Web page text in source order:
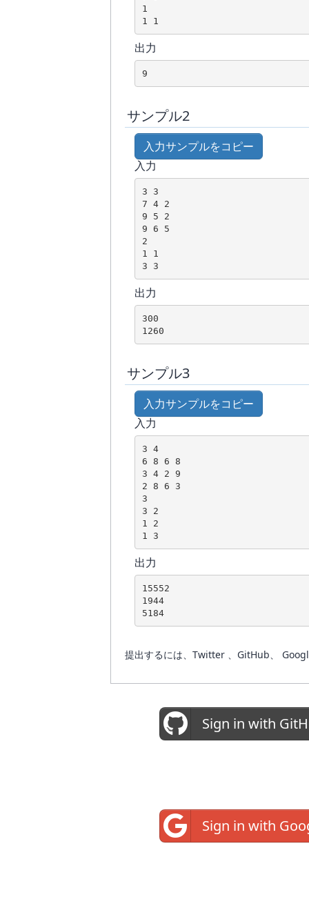
1
出力
サンプル2
入力サンプルをコピー
入力
3 3
7 4 2
9 5 2
9 6 5
2
1 1
出力
300
サンプル3
入力サンプルをコピー
入力
3 4
6 8 6 8
3 4 2 9
2 8 6 3
3
3 2
1 2
出力
15552
1944
5184
提出するには、Twitter 、GitHub、
Sign in with
Sign in with